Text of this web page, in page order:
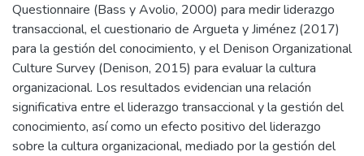
Questionnaire (Bass y Avolio, 2000) para medir liderazgo
transaccional, el cuestionario de Argueta y Jiménez (2017)
para la gestión del conocimiento, y el Denison Organizational
Culture Survey (Denison, 2015) para evaluar la cultura
organizacional. Los resultados evidencian una relación
significativa entre el liderazgo transaccional y la gestión del
conocimiento, así como un efecto positivo del liderazgo
sobre la cultura organizacional, mediado por la gestión del